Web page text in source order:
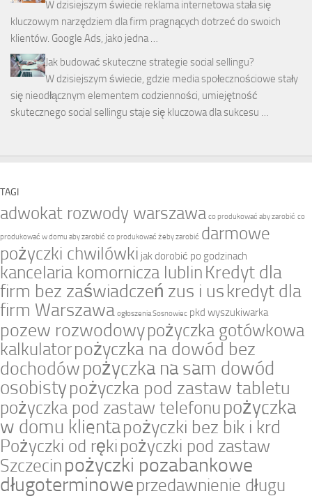
W dzisiejszym świecie reklama internetowa stała się
kluczowym narzędziem dla firm pragnących dotrzeć do swoich
klientów. Google Ads, jako jedna …
Jak budować skuteczne strategie social sellingu?
W dzisiejszym świecie, gdzie media społecznościowe stały
się nieodłącznym elementem codzienności, umiejętność
skutecznego social sellingu staje się kluczowa dla sukcesu …
TAGI
adwokat rozwody warszawa co produkować aby zarobić co
produkować w domu aby zarobić co produkować żeby zarobić darmowe
pożyczki chwilówki jak dorobić po godzinach
kancelaria komornicza lublin Kredyt dla
firm bez zaświadczeń zus i uskredyt dla
firm Warszawa ogłoszenia Sosnowiec pkd wyszukiwarka
pozew rozwodowypożyczka gotówkowa
kalkulatorpożyczka na dowód bez
dochodówpożyczka na sam dowód
osobistypożyczka pod zastaw tabletu
pożyczka pod zastaw telefonu pożyczka
w domu klientapożyczki bez bik i krd
Pożyczki od ręki pożyczki pod zastaw
Szczecin pożyczki pozabankowe
długoterminowe przedawnienie długu